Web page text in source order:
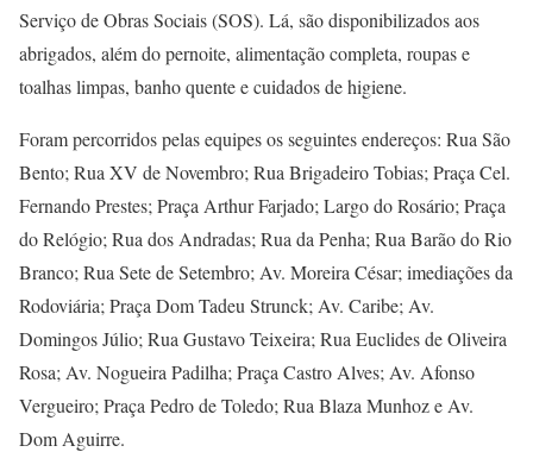
Serviço de Obras Sociais (SOS). Lá, são disponibilizados aos
abrigados, além do pernoite, alimentação completa, roupas e
toalhas limpas, banho quente e cuidados de higiene.
Foram percorridos pelas equipes os seguintes endereços: Rua São
Bento; Rua XV de Novembro; Rua Brigadeiro Tobias; Praça Cel.
Fernando Prestes; Praça Arthur Farjado; Largo do Rosário; Praça
do Relógio; Rua dos Andradas; Rua da Penha; Rua Barão do Rio
Branco; Rua Sete de Setembro; Av. Moreira César; imediações da
Rodoviária; Praça Dom Tadeu Strunck; Av. Caribe; Av.
Domingos Júlio; Rua Gustavo Teixeira; Rua Euclides de Oliveira
Rosa; Av. Nogueira Padilha; Praça Castro Alves; Av. Afonso
Vergueiro; Praça Pedro de Toledo; Rua Blaza Munhoz e Av.
Dom Aguirre.